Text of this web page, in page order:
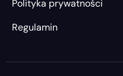
Polityka prywatności
Regulamin